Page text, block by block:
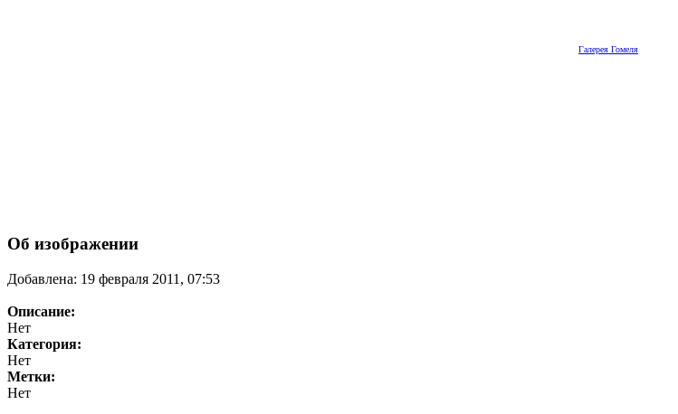
Галерея Гомеля
Об изображении
Добавлена: 19 февраля 2011, 07:53
Описание:
Нет
Категория:
Нет
Метки:
Нет